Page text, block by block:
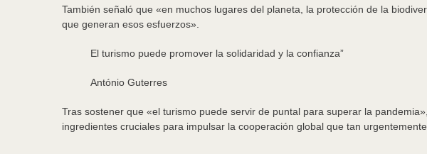
También señaló que «en muchos lugares del planeta, la protección de la
que generan esos esfuerzos».
El turismo puede promover la solidaridad y la confianza”
António Guterres
Tras sostener que «el turismo puede servir de puntal para superar la
ingredientes cruciales para impulsar la cooperación global que tan